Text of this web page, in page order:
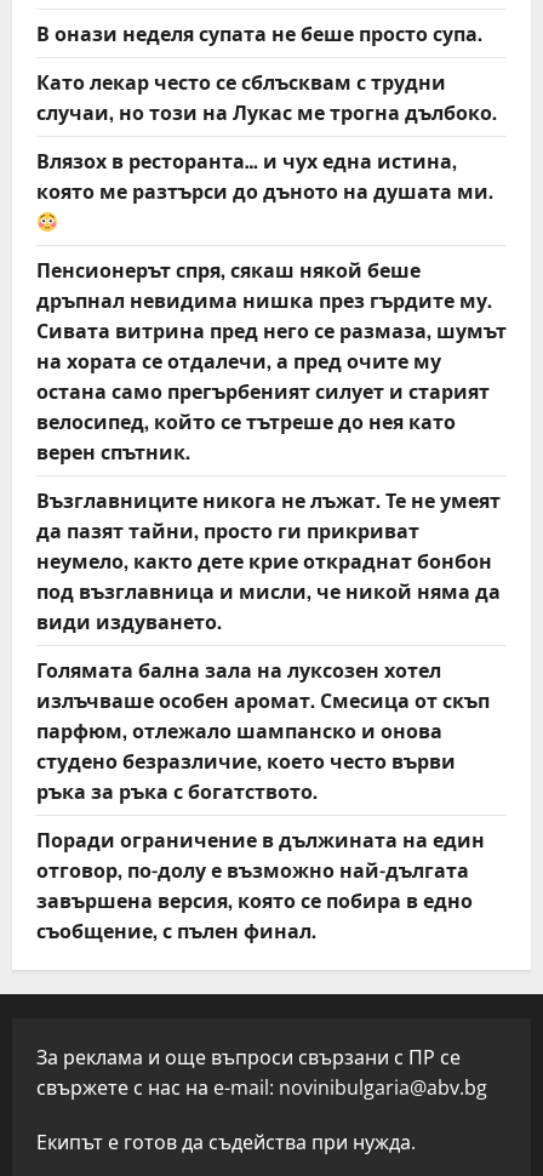
В онази неделя супата не беше просто супа.
Като лекар често се сблъсквам с трудни
случаи, но този на Лукас ме трогна дълбоко.
Влязох в ресторанта… и чух една истина,
която ме разтърси до дъното на душата ми.
Пенсионерът спря, сякаш някой беше
дръпнал невидима нишка през гърдите му.
Сивата витрина пред него се размаза, шумът
на хората се отдалечи, а пред очите му
остана само прегърбеният силует и старият
велосипед, който се тътреше до нея като
верен спътник.
Възглавниците никога не лъжат. Те не умеят
да пазят тайни, просто ги прикриват
неумело, както дете крие откраднат бонбон
под възглавница и мисли, че никой няма да
види издуването.
Голямата бална зала на луксозен хотел
излъчваше особен аромат. Смесица от скъп
парфюм, отлежало шампанско и онова
студено безразличие, което често върви
ръка за ръка с богатството.
Поради ограничение в дължината на един
отговор, по-долу е възможно най-дългата
завършена версия, която се побира в едно
съобщение, с пълен финал.
За реклама и още въпроси свързани с ПР се
свържете с нас на e-mail: novinibulgaria@abv.bg
Екипът е готов да съдейства при нужда.